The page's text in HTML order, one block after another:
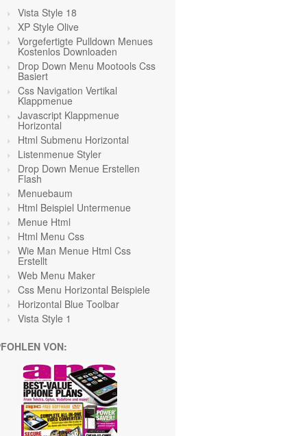
Vista Style 18
XP Style Olive
Vorgefertigte Pulldown Menues
Kostenlos Downloaden
Drop Down Menu Mootools Css
Basiert
Css Navigation Vertikal
Klappmenue
Javascript Klappmenue
Horizontal
Html Submenu Horizontal
Listenmenue Styler
Drop Down Menue Erstellen
Flash
Menuebaum
Html Beispiel Untermenue
Menue Html
Html Menu Css
Wie Man Menue Html Css
Erstellt
Web Menu Maker
Css Menu Horizontal Beispiele
Horizontal Blue Toolbar
Vista Style 1
VON: